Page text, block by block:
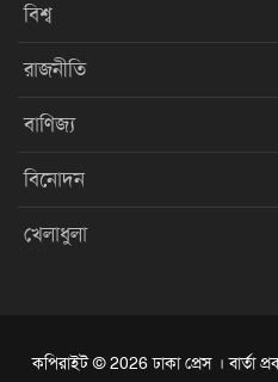
বিশ্ব
রাজনীতি
বাণিজ্য
বিনোদন
খেলাধুলা
কপিরাইট © 2026 ঢাকা প্রেস । বার্তা